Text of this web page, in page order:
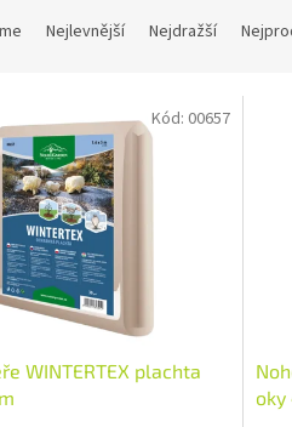
Nejlevnější Nejdražší
WINTERTEX plachta
Kód: 00657
oky